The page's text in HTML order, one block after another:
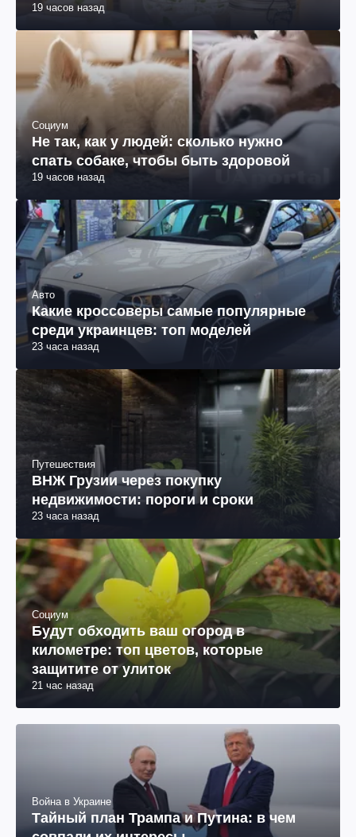
19 часов назад
Социум
Не так, как у людей: сколько нужно
спать собаке, чтобы быть здоровой
19 часов назад
Авто
Какие кроссоверы самые популярные
среди украинцев: топ моделей
23 часа назад
Путешествия
ВНЖ Грузии через покупку
недвижимости: пороги и сроки
23 часа назад
Социум
Будут обходить ваш огород в
километре: топ цветов, которые
защитите от улиток
21 час назад
Война в Украине
Тайный план Трампа и Путина: в чем